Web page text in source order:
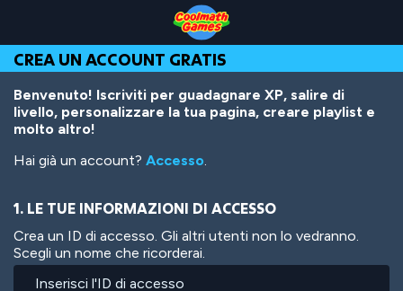
Top
of
Page
Navigation
Main
Content
Footer
contenuto
principale
CREA UN ACCOUNT GRATIS
Benvenuto! Iscriviti per guadagnare XP, salire di
livello, personalizzare la tua pagina, creare playlist e
molto altro!
Hai già un account? Accesso.
1. LE TUE INFORMAZIONI DI ACCESSO
Crea un ID di accesso. Gli altri utenti non lo vedranno.
Scegli un nome che ricorderai.